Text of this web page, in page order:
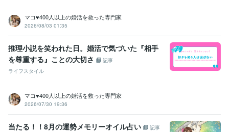
マコ♥️400人以上の婚活を救った専門家
2026/08/03 01:35
推理小説を笑われた日。婚活で気づいた『相手
を尊重する』ことの大切さ
記事
ライフスタイル
マコ♥️400人以上の婚活を救った専門家
2026/07/30 19:36
当たる！！8月の運勢メモリーオイル占い
記事